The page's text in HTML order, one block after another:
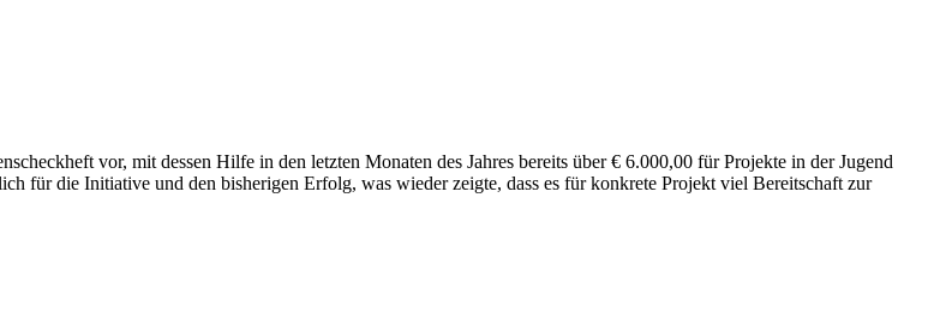
vor, mit dessen Hilfe in den letzten Monaten des Jahres bereits über € 6.000,00 für Projekte in der Jugend
für die Initiative und den bisherigen Erfolg, was wieder zeigte, dass es für konkrete Projekt viel Bereitschaft zur